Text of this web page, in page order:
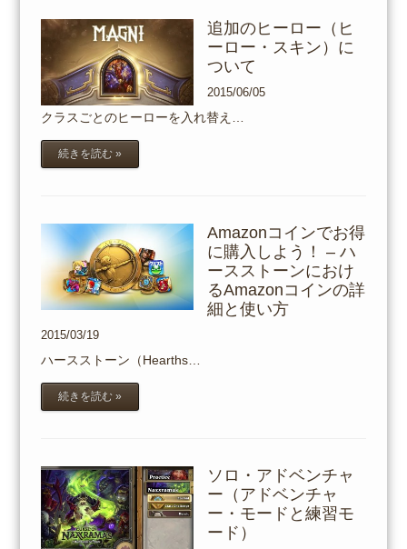
追加のヒーロー（ヒ
ーロー・スキン）に
ついて
2015/06/05
クラスごとのヒーローを入れ替え…
続きを読む »
Amazonコインでお得
に購入しよう！ – ハ
ースストーンにおけ
るAmazonコインの詳
細と使い方
2015/03/19
ハースストーン（Hearths…
続きを読む »
ソロ・アドベンチャ
ー（アドベンチャ
ー・モードと練習モ
ード）